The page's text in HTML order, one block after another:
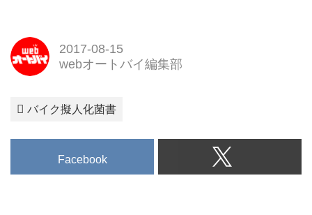
2017-08-15
webオートバイ編集部
バイク擬人化菌書
Facebook